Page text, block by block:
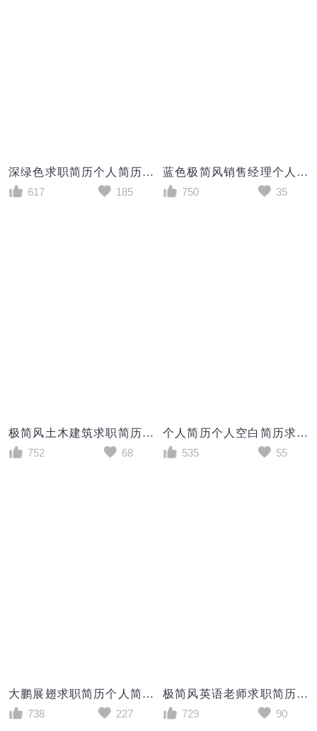
深绿色求职简历个人简历封面word简历模板
617
185
蓝色极简风销售经理个人简历求职简历WORD模板
750
35
极简风土木建筑求职简历个人简历简历word模板
752
68
个人简历个人空白简历求职简历WORD模板
535
55
大鹏展翅求职简历个人简历封面wrd简历模板
738
227
极简风英语老师求职简历个人简历简历word模板
729
90